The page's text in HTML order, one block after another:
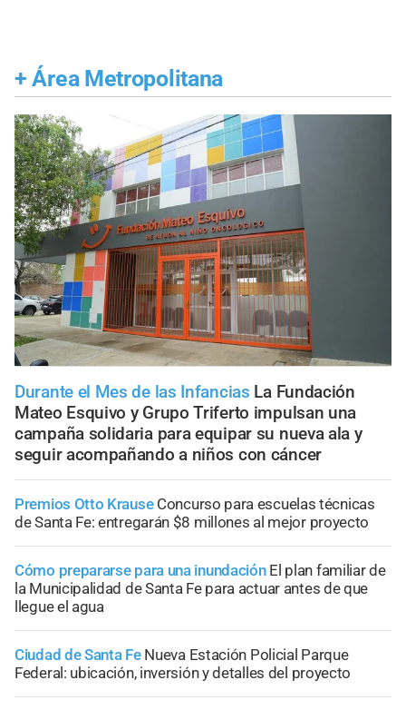
+ Área Metropolitana
Durante el Mes de las Infancias La Fundación
Mateo Esquivo y Grupo Triferto impulsan una
campaña solidaria para equipar su nueva ala y
seguir acompañando a niños con cáncer
Premios Otto Krause Concurso para escuelas técnicas
de Santa Fe: entregarán $8 millones al mejor proyecto
Cómo prepararse para una inundación El plan familiar de
la Municipalidad de Santa Fe para actuar antes de que
llegue el agua
Ciudad de Santa Fe Nueva Estación Policial Parque
Federal: ubicación, inversión y detalles del proyecto